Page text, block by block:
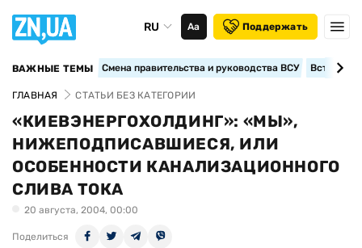
RU Аа Поддержать
ВАЖНЫЕ ТЕМЫ Смена правительства и руководства ВСУ
ГЛАВНАЯ СТАТЬИ БЕЗ КАТЕГОРИИ
«КИЕВЭНЕРГОХОЛДИНГ»: «МЫ»,
НИЖЕПОДПИСАВШИЕСЯ, ИЛИ
ОСОБЕННОСТИ КАНАЛИЗАЦИОННОГО
СЛИВА ТОКА
20 августа, 2004, 00:00
Поделиться